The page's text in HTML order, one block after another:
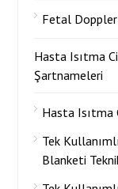
Fetal
Hasta Isıtma
Şartnameleri
Hasta Isıtma
Tek
Blanketi